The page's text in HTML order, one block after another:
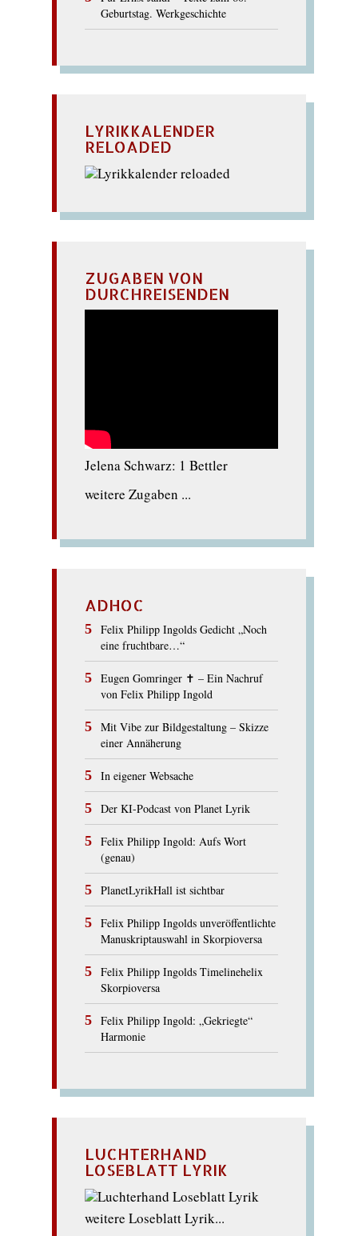
Geburtstag. Werkgeschichte
LYRIKKALENDER
RELOADED
ZUGABEN VON
DURCHREISENDEN
Jelena Schwarz: 1 Bettler
weitere Zugaben ...
ADHOC
Felix Philipp Ingolds Gedicht „Noch
eine fruchtbare…“
Eugen Gomringer ✝︎ – Ein Nachruf
von Felix Philipp Ingold
Mit Vibe zur Bildgestaltung – Skizze
einer Annäherung
In eigener Websache
Der KI-Podcast von Planet Lyrik
Felix Philipp Ingold: Aufs Wort
(genau)
PlanetLyrikHall ist sichtbar
Felix Philipp Ingolds unveröffentlichte
Manuskriptauswahl in Skorpioversa
Felix Philipp Ingolds Timelinehelix
Skorpioversa
Felix Philipp Ingold: „Gekriegte“
Harmonie
LUCHTERHAND
LOSEBLATT LYRIK
weitere Loseblatt Lyrik...